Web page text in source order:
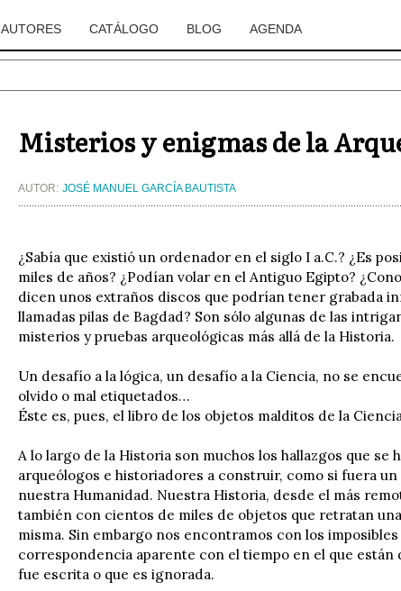
AUTORES CATÁLOGO BLOG AGENDA
Misterios y enigmas de la
AUTOR: JOSÉ MANUEL GARCÍA BAUTISTA
¿Sabía que existió un ordenador en el siglo I a.C.? ¿Es
miles de años? ¿Podían volar en el Antiguo Egipto?
dicen unos extraños discos que podrían tener grabada
llamadas pilas de Bagdad? Son sólo algunas de las
misterios y pruebas arqueológicas más allá de la Historia.
Un desafío a la lógica, un desafío a la Ciencia, no se
olvido o mal etiquetados…
Éste es, pues, el libro de los objetos malditos de la
A lo largo de la Historia son muchos los hallazgos que se
arqueólogos e historiadores a construir, como si fuera
nuestra Humanidad. Nuestra Historia, desde el más
también con cientos de miles de objetos que retratan
misma. Sin embargo nos encontramos con los
correspondencia aparente con el tiempo en el que
fue escrita o que es ignorada.